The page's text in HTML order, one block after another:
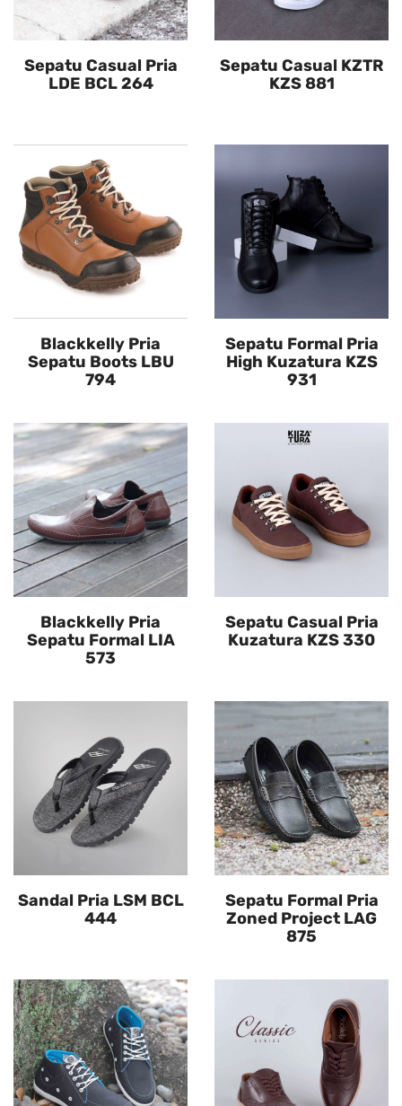
Sepatu Casual Pria
LDE BCL 264
Sepatu Casual KZTR
KZS 881
Blackkelly Pria
Sepatu Boots LBU
794
Sepatu Formal Pria
High Kuzatura KZS
931
Blackkelly Pria
Sepatu Formal LIA
573
Sepatu Casual Pria
Kuzatura KZS 330
Sandal Pria LSM BCL
444
Sepatu Formal Pria
Zoned Project LAG
875